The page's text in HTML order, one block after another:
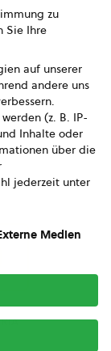
zu
Sie Ihre
auf unserer
andere uns
(z. B. IP-
Inhalte oder
über die
jederzeit unter
Medien